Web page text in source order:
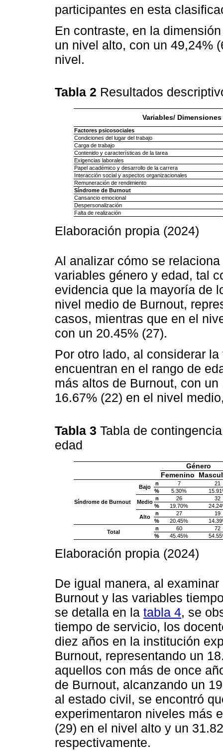
participantes en esta
En contraste, en la
un nivel alto, con un 49,24%
nivel.
Tabla 2 Resultados
Variables/ Dimensiones
Factores psicosociales
Condiciones del lugar del trabajo
Carga de trabajo
Contenido y características de la tarea
Exigencias laborales
Papel académico y desarrollo de la carrera
Interacción social y aspectos organizacionales
Remuneración de rendimiento
Síndrome de Burnout
Cansancio emocional
Despersonalización
Falta de realización
Elaboración propia (2024)
Al analizar cómo se
variables género y edad, tal
evidencia que la mayoría de
nivel medio de Burnout,
casos, mientras que en el
con un 20.45% (27).
Por otro lado, al considerar
encuentran en el rango de
más altos de Burnout, con
16.67% (22) en el nivel
Tabla 3 Tabla de
edad
Género
Femenino
Síndrome de Burnout
Bajo
n 7
21
%
5.30%
Medio
n 26
32
%
19.70%
Alto
n 27
19
%
20.45%
Total
n 60
72
%
45.45%
Elaboración propia (2024)
De igual manera, al
Burnout y las variables
se detalla en la tabla 4, se
tiempo de servicio, los
diez años en la institución
Burnout, representando un
aquellos con más de once
de Burnout, alcanzando un
al estado civil, se encontró
experimentaron niveles más
(29) en el nivel alto y un
respectivamente.